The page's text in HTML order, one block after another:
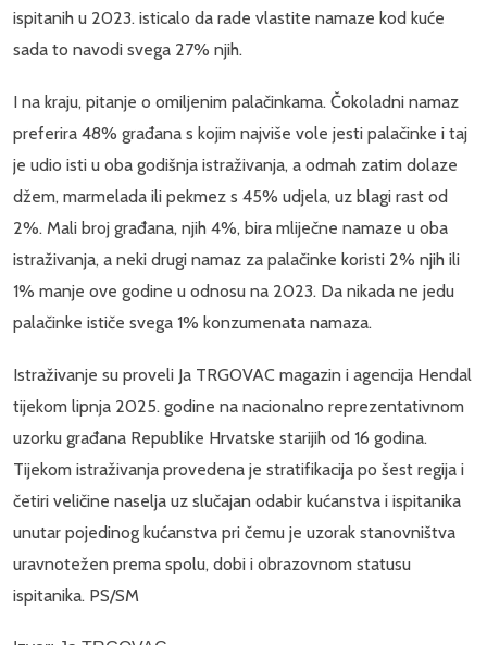
ispitanih u 2023. isticalo da rade vlastite namaze kod kuće
sada to navodi svega 27% njih.
I na kraju, pitanje o omiljenim palačinkama. Čokoladni namaz
preferira 48% građana s kojim najviše vole jesti palačinke i taj
je udio isti u oba godišnja istraživanja, a odmah zatim dolaze
džem, marmelada ili pekmez s 45% udjela, uz blagi rast od
2%. Mali broj građana, njih 4%, bira mliječne namaze u oba
istraživanja, a neki drugi namaz za palačinke koristi 2% njih ili
1% manje ove godine u odnosu na 2023. Da nikada ne jedu
palačinke ističe svega 1% konzumenata namaza.
Istraživanje su proveli Ja TRGOVAC magazin i agencija Hendal
tijekom lipnja 2025. godine na nacionalno reprezentativnom
uzorku građana Republike Hrvatske starijih od 16 godina.
Tijekom istraživanja provedena je stratifikacija po šest regija i
četiri veličine naselja uz slučajan odabir kućanstva i ispitanika
unutar pojedinog kućanstva pri čemu je uzorak stanovništva
uravnotežen prema spolu, dobi i obrazovnom statusu
ispitanika. PS/SM